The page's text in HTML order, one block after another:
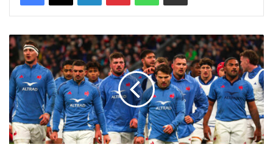
Rugby
:
ouverture
de
la
billetterie
pour
les
matchs